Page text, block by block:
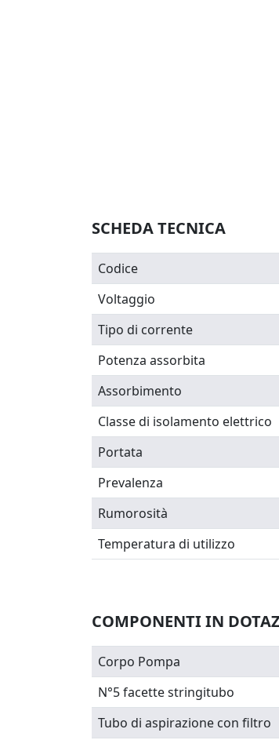
SCHEDA TECNICA
Codice
Voltaggio
Tipo di corrente
Potenza assorbita
Assorbimento
Classe di isolamento elettrico
Portata
Prevalenza
Rumorosità
Temperatura di utilizzo
COMPONENTI IN
Corpo Pompa
N°5 facette stringitubo
Tubo di aspirazione con filtro